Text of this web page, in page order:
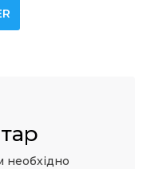
необхідно